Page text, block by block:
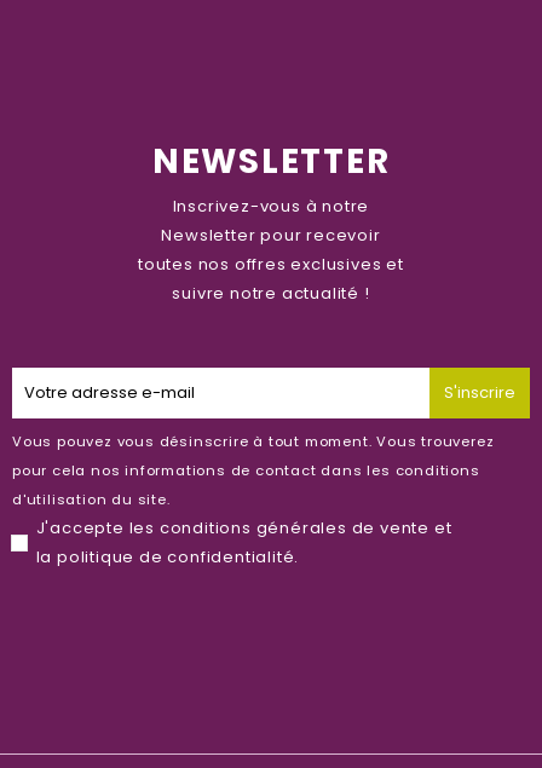
NEWSLETTER
Inscrivez-vous à notre
Newsletter pour recevoir
toutes nos offres exclusives et
suivre notre actualité !
S'inscrire
Vous pouvez vous désinscrire à tout moment. Vous trouverez
pour cela nos informations de contact dans les conditions
d'utilisation du site.
J'accepte les conditions générales de vente et
la politique de confidentialité.